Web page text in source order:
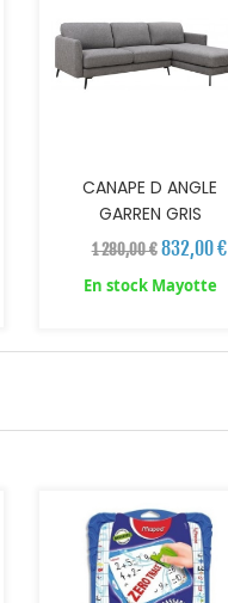
CANAPE D ANGLE
GARREN GRIS
1 280,00 € 832,00 €
En stock Mayotte